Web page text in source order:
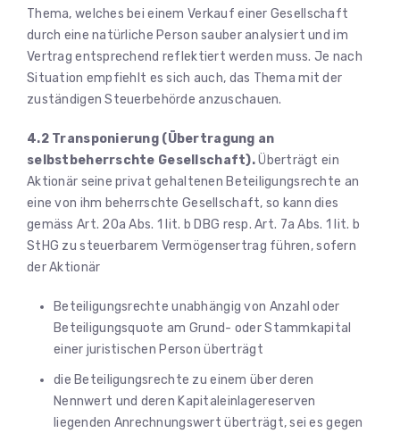
Thema, welches bei einem Verkauf einer Gesellschaft
durch eine natürliche Person sauber analysiert und im
Vertrag entsprechend reflektiert werden muss. Je nach
Situation empfiehlt es sich auch, das Thema mit der
zuständigen Steuerbehörde anzuschauen.
4.2 Transponierung (Übertragung an
selbstbeherrschte Gesellschaft).Überträgt ein
Aktionär seine privat gehaltenen Beteiligungsrechte an
eine von ihm beherrschte Gesellschaft, so kann dies
gemäss Art. 20a Abs. 1 lit. b DBG resp. Art. 7a Abs. 1 lit. b
StHG zu steuerbarem Vermögensertrag führen, sofern
der Aktionär
Beteiligungsrechte unabhängig von Anzahl oder
Beteiligungsquote am Grund- oder Stammkapital
einer juristischen Person überträgt
die Beteiligungsrechte zu einem über deren
Nennwert und deren Kapitaleinlagereserven
liegenden Anrechnungswert überträgt, sei es gegen